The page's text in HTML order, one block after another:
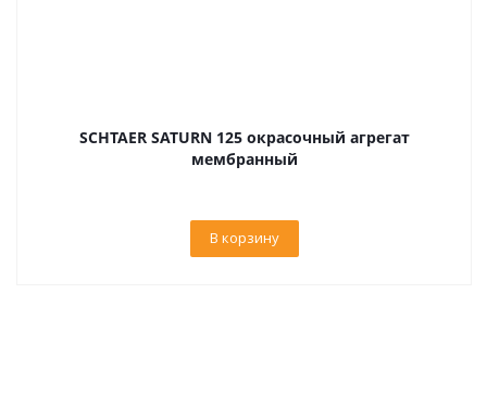
SCHTAER SATURN 125 окрасочный агрегат
мембранный
В корзину